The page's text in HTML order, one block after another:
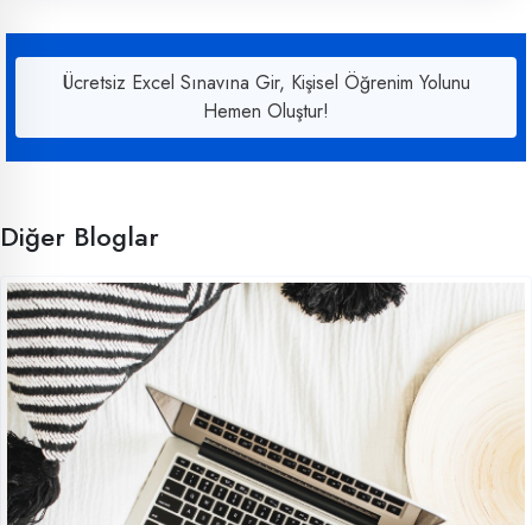
Ücretsiz Excel Sınavına Gir, Kişisel Öğrenim Yolunu
Hemen Oluştur!
Diğer Bloglar